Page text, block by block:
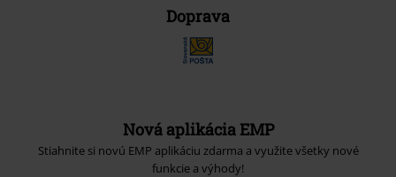
Doprava
Nová aplikácia EMP
Stiahnite si novú EMP aplikáciu zdarma a využite všetky nové
funkcie a výhody!